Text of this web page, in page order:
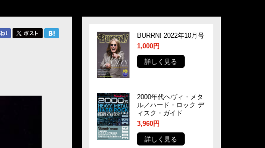
BURRN! 2022年10月号
1,000円
詳しく見る
2000年代ヘヴィ・メタ
ル／ハード・ロック デ
ィスク・ガイド
3,960円
詳しく見る